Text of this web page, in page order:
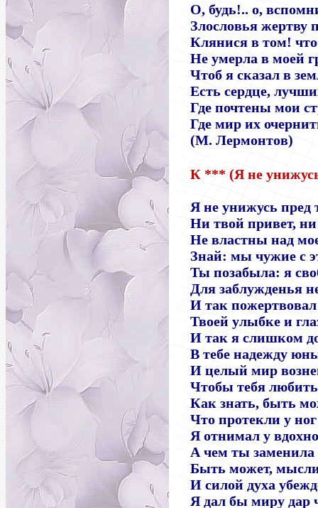
О, будь!.. о,
Злословья жертву
Клянися в том!
Не умерла в моей
Чтоб я сказал в
Есть сердце,
Где почтены мои
Где мир их
(М. Лермонтов)
К *** (Я не
Я не унижусь пред
Ни твой привет,
Не властны над
Знай: мы чужие с
Ты позабыла: я
Для заблужденья
И так
Твоей улыбке и
И так я слишком
В тебе надежду
И целый мир
Чтобы тебя
Как знать, быть
Что протекли у
Я отнимал у
А чем ты заменила
Быть может,
И силой духа
Я дал бы миру дар